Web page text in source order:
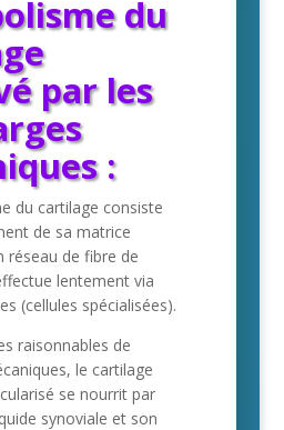
du
par les
:
du cartilage consiste
de sa matrice
réseau de fibre de
lentement via
(cellules spécialisées).
raisonnables de
le cartilage
se nourrit par
synoviale et son